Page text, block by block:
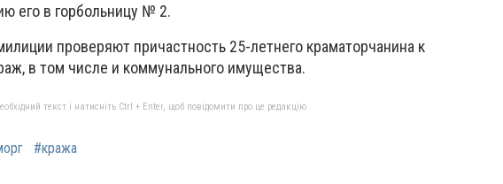
его в горбольницу № 2.
проверяют причастность 25-летнего краматорчанина к
в том числе и коммунального имущества.
текст і натисніть Ctrl + Enter, щоб повідомити про це редакцію
#кража